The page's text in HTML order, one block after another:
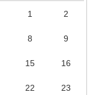
1 2
8 9
15 16
22 23